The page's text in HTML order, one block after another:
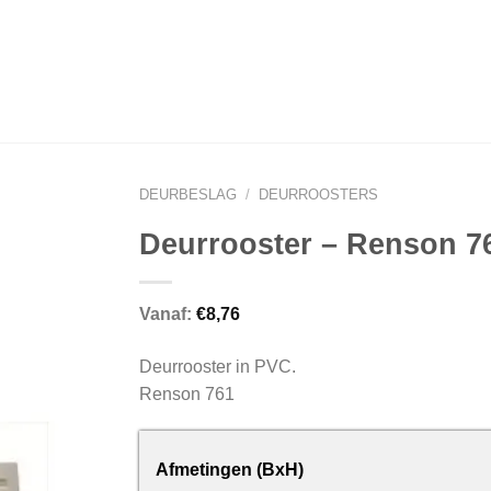
DEURBESLAG / DEURROOSTERS
Deurrooster – Renson
Vanaf: €8,76
Deurrooster in PVC.
Renson 761
Afmetingen (BxH)